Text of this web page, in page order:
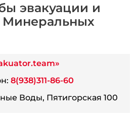
эвакуации и
8(938)311-86-60
Воды, Пятигорская 100